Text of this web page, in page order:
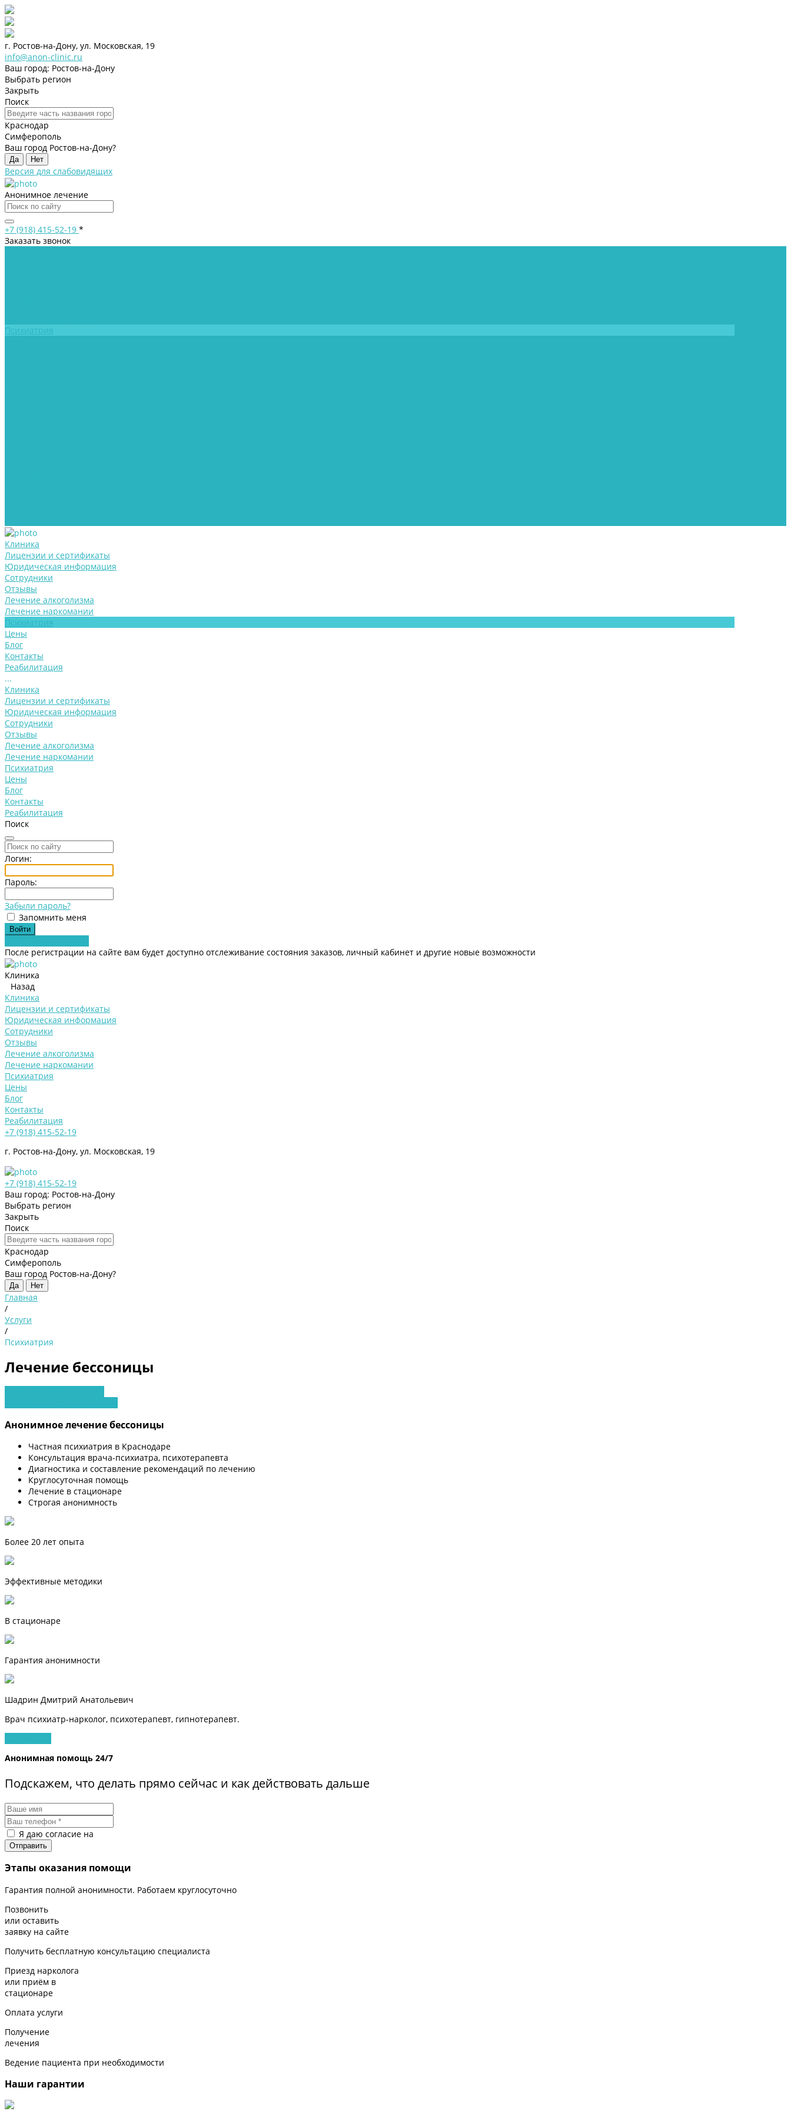
г. Ростов-на-Дону, ул. Московская, 19
info@anon-clinic.ru
Ваш город: Ростов-на-Дону
Выбрать регион
Закрыть
Поиск
Краснодар
Симферополь
Ваш город Ростов-на-Дону?
Да Нет
Версия для слабовидящих
Анонимное лечение
+7 (918) 415-52-19 *
Заказать звонок
Психиатрия
Клиника
Лицензии и сертификаты
Юридическая информация
Сотрудники
Отзывы
Лечение алкоголизма
Лечение наркомании
Психиатрия
Цены
Блог
Контакты
Реабилитация
...
Клиника
Лицензии и сертификаты
Юридическая информация
Сотрудники
Отзывы
Лечение алкоголизма
Лечение наркомании
Психиатрия
Цены
Блог
Контакты
Реабилитация
Поиск
Логин:
Пароль:
Забыли пароль?
Запомнить меня
После регистрации на сайте вам будет доступно отслеживание состояния заказов, личный кабинет и другие новые возможности
Клиника
Назад
Клиника
Лицензии и сертификаты
Юридическая информация
Сотрудники
Отзывы
Лечение алкоголизма
Лечение наркомании
Психиатрия
Цены
Блог
Контакты
Реабилитация
+7 (918) 415-52-19
г. Ростов-на-Дону, ул. Московская, 19
+7 (918) 415-52-19
Ваш город: Ростов-на-Дону
Выбрать регион
Закрыть
Поиск
Краснодар
Симферополь
Ваш город Ростов-на-Дону?
Да Нет
Главная
/
Услуги
/
Психиатрия
Лечение бессоницы
Анонимное лечение бессоницы
Частная психиатрия в Краснодаре
Консультация врача-психиатра, психотерапевта
Диагностика и составление рекомендаций по лечению
Круглосуточная помощь
Лечение в стационаре
Строгая анонимность
Более 20 лет опыта
Эффективные методики
В стационаре
Гарантия анонимности
Шадрин Дмитрий Анатольевич
Врач психиатр-нарколог, психотерапевт, гипнотерапевт.
Анонимная помощь 24/7
Подскажем, что делать прямо сейчас и как действовать дальше
Я даю согласие на
Этапы оказания помощи
Гарантия полной анонимности. Работаем круглосуточно
Позвонить
или оставить
заявку на сайте
Получить бесплатную консультацию специалиста
Приезд нарколога
или приём в
стационаре
Оплата услуги
Получение
лечения
Ведение пациента при необходимости
Наши гарантии